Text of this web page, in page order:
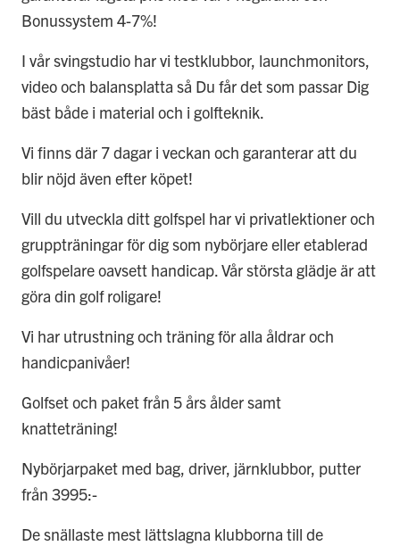
Bonussystem 4-7%!
I vår svingstudio har vi testklubbor, launchmonitors,
video och balansplatta så Du får det som passar Dig
bäst både i material och i golfteknik.
Vi finns där 7 dagar i veckan och garanterar att du
blir nöjd även efter köpet!
Vill du utveckla ditt golfspel har vi privatlektioner och
gruppträningar för dig som nybörjare eller etablerad
golfspelare oavsett handicap. Vår största glädje är att
göra din golf roligare!
Vi har utrustning och träning för alla åldrar och
handicpanivåer!
Golfset och paket från 5 års ålder samt
knatteträning!
Nybörjarpaket med bag, driver, järnklubbor, putter
från 3995:-
De snällaste mest lättslagna klubborna till de